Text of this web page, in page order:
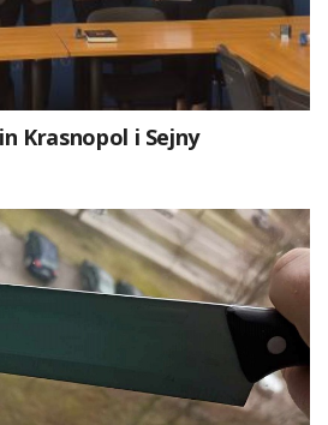
Krasnopol i Sejny